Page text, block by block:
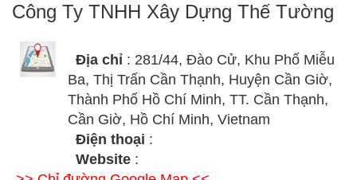
Công Ty TNHH Xây Dựng Thế Tường
Địa chỉ : 281/44, Đào Cử, Khu Phố Miễu
Ba, Thị Trấn Cần Thạnh, Huyện Cần Giờ,
Thành Phố Hồ Chí Minh, TT. Cần Thạnh,
Cần Giờ, Hồ Chí Minh, Vietnam
Điện thoại :
Website :